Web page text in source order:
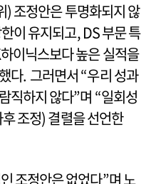
) 조정안은 투명화되지 않
이 유지되고, DS 부문 특
이닉스보다 높은 실적을
다. 그러면서 “우리 성과
직하지 않다”며 “일회성
조정) 결렬을 선언한
조정안은 없었다”며 노